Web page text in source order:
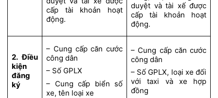
cấp tài khoản hoạt
động.
duyệt và tài xế được
cấp tài khoản hoạt
động.
2. Điều
kiện
đăng
ký
– Cung cấp căn cước
công dân
– Số GPLX
– Cung cấp biển số
xe, tên loại xe
– Cung cấp căn cước
công dân
– Số GPLX, loại xe đối
với taxi và xe hợp
đồng